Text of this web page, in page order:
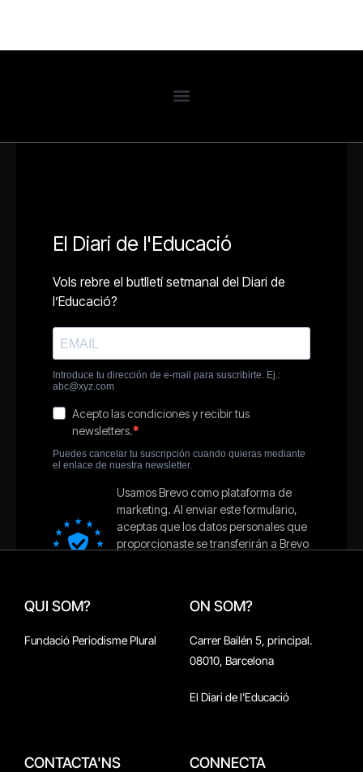
QUI SOM?
Fundació Periodisme Plural
ON SOM?
Carrer Bailén 5, principal.
08010, Barcelona
El Diari de l'Educació
CONTACTA'NS CONNECTA